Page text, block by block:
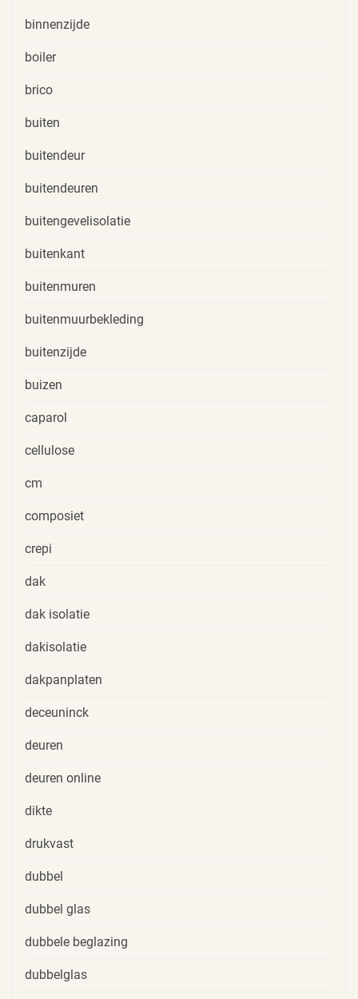
binnenzijde
boiler
brico
buiten
buitendeur
buitendeuren
buitengevelisolatie
buitenkant
buitenmuren
buitenmuurbekleding
buitenzijde
buizen
caparol
cellulose
cm
composiet
crepi
dak
dak isolatie
dakisolatie
dakpanplaten
deceuninck
deuren
deuren online
dikte
drukvast
dubbel
dubbel glas
dubbele beglazing
dubbelglas